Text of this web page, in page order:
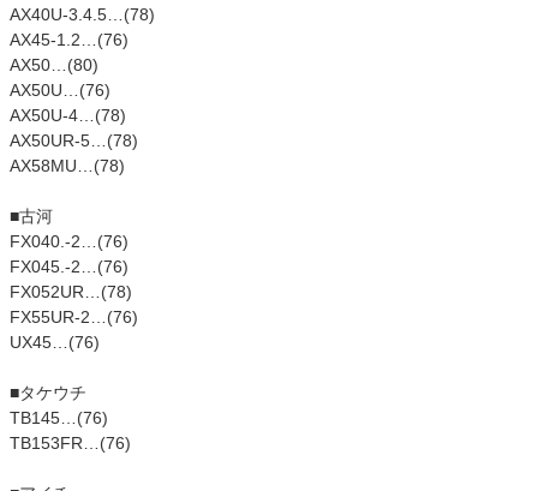
AX40U-3.4.5…(78)
AX45-1.2…(76)
AX50…(80)
AX50U…(76)
AX50U-4…(78)
AX50UR-5…(78)
AX58MU…(78)
■古河
FX040.-2…(76)
FX045.-2…(76)
FX052UR…(78)
FX55UR-2…(76)
UX45…(76)
■タケウチ
TB145…(76)
TB153FR…(76)